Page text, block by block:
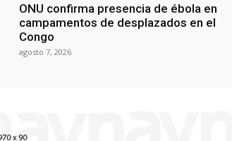
ONU confirma presencia de ébola en
campamentos de desplazados en el
Congo
agosto 7, 2026